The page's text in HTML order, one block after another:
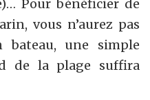
Pour bénéficier de
vous n’aurez pas
une simple
de la plage suffira